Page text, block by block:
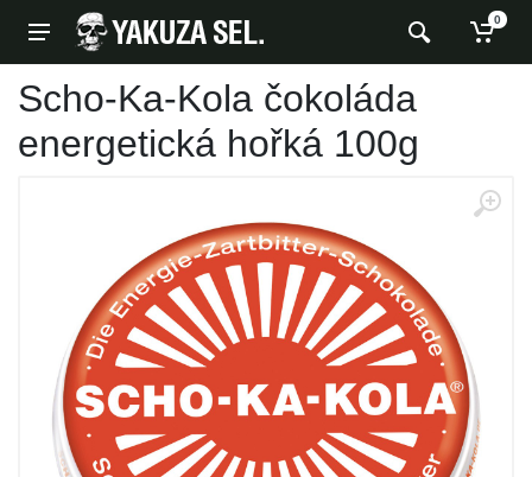
0
Scho-Ka-Kola čokoláda
energetická hořká 100g